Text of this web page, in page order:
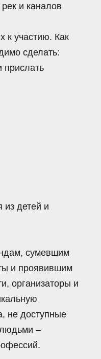
и каналов
к участию. Как
сделать:
прислать
из детей и
сумевшим
и проявившим
организаторы и
не доступные
–